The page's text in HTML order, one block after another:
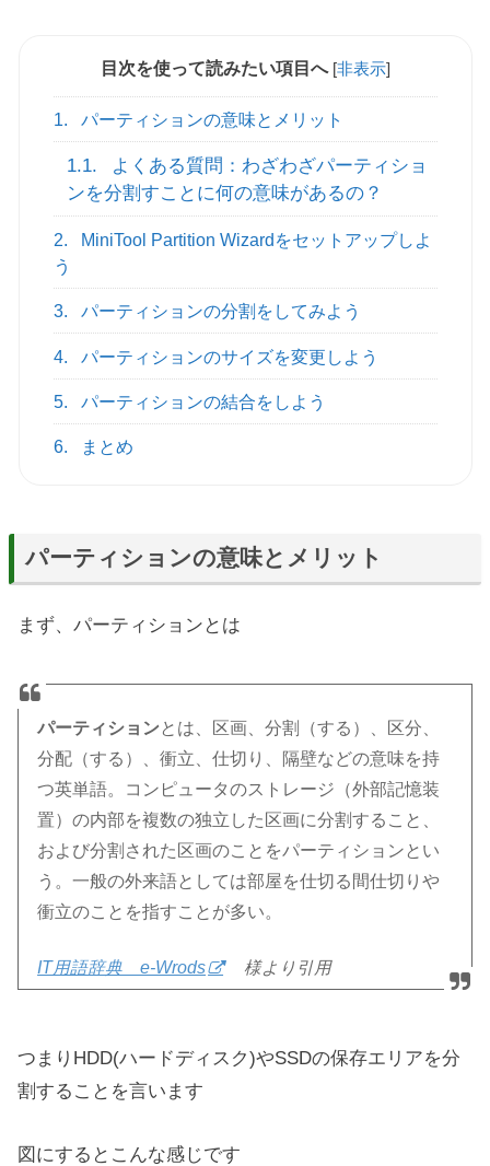
目次を使って読みたい項目へ [非表示]
1. パーティションの意味とメリット
1.1.
よくある質問：わざわざパーティショ
ンを分割すことに何の意味があるの？
2.
MiniTool Partition Wizardをセットアップしよ
う
3. パーティションの分割をしてみよう
4. パーティションのサイズを変更しよう
5. パーティションの結合をしよう
6. まとめ
パーティションの意味とメリット
まず、パーティションとは
パーティションとは、区画、分割（する）、区分、
分配（する）、衝立、仕切り、隔壁などの意味を持
つ英単語。コンピュータのストレージ（外部記憶装
置）の内部を複数の独立した区画に分割すること、
および分割された区画のことをパーティションとい
う。一般の外来語としては部屋を仕切る間仕切りや
衝立のことを指すことが多い。
IT用語辞典 e-Wrods 様より引用
つまりHDD(ハードディスク)やSSDの保存エリアを分
割することを言います
図にするとこんな感じです